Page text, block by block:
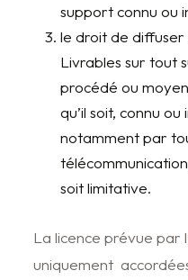
support connu ou
le droit de
Livrables sur tout
procédé ou
qu’il soit, connu
notamment par
soit limitative.
La licence prévue par
uniquement